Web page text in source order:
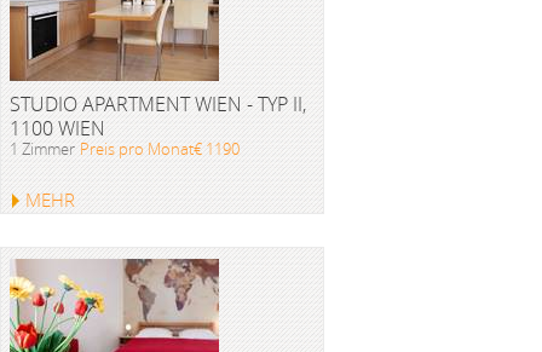
STUDIO APARTMENT WIEN - TYP II,
1100 WIEN
1 Zimmer Preis pro Monat€ 1190
MEHR